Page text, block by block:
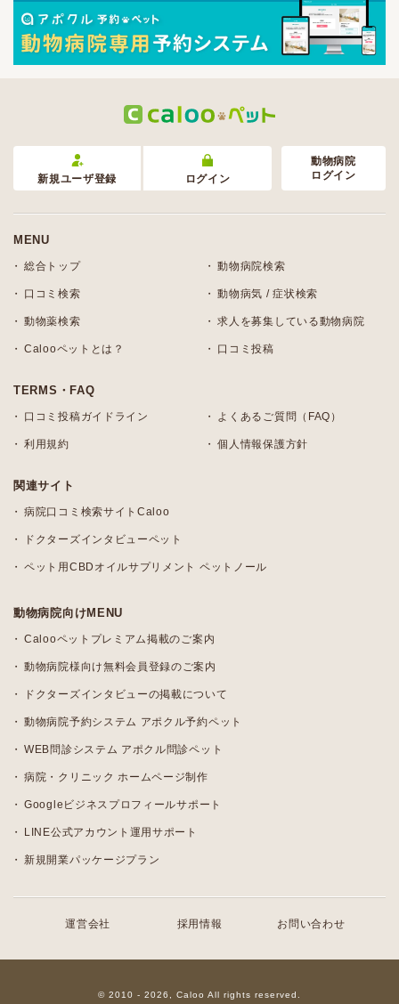
新規ユーザ登録 ログイン
動物病院
ログイン
MENU
総合トップ 動物病院検索
口コミ検索 動物病気 / 症状検索
動物薬検索 求人を募集している動物病院
Calooペットとは？ 口コミ投稿
TERMS・FAQ
口コミ投稿ガイドライン よくあるご質問（FAQ）
利用規約 個人情報保護方針
関連サイト
病院口コミ検索サイトCaloo
ドクターズインタビューペット
ペット用CBDオイルサプリメント ペットノール
動物病院向けMENU
Calooペットプレミアム掲載のご案内
動物病院様向け無料会員登録のご案内
ドクターズインタビューの掲載について
動物病院予約システム アポクル予約ペット
WEB問診システム アポクル問診ペット
病院・クリニック ホームページ制作
Googleビジネスプロフィールサポート
LINE公式アカウント運用サポート
新規開業パッケージプラン
運営会社 採用情報 お問い合わせ
© 2010 - 2026, Caloo All rights reserved.